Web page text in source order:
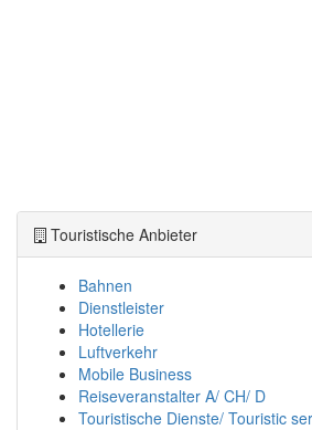
Touristische Anbieter
Bahnen
Dienstleister
Hotellerie
Luftverkehr
Mobile Business
Reiseveranstalter A/ CH/ D
Touristische Dienste/ Touristic